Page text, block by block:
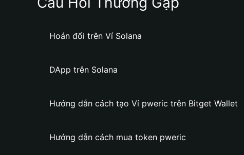
Hoán đổi trên Ví Solana
DApp trên Solana
Hướng dẫn cách tạo Ví pweric trên Bitget Wallet
Hướng dẫn cách mua token pweric